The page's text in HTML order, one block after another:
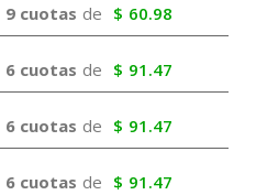
9 cuotas de $ 60.98
6 cuotas de $ 91.47
6 cuotas de $ 91.47
6 cuotas de $ 91.47